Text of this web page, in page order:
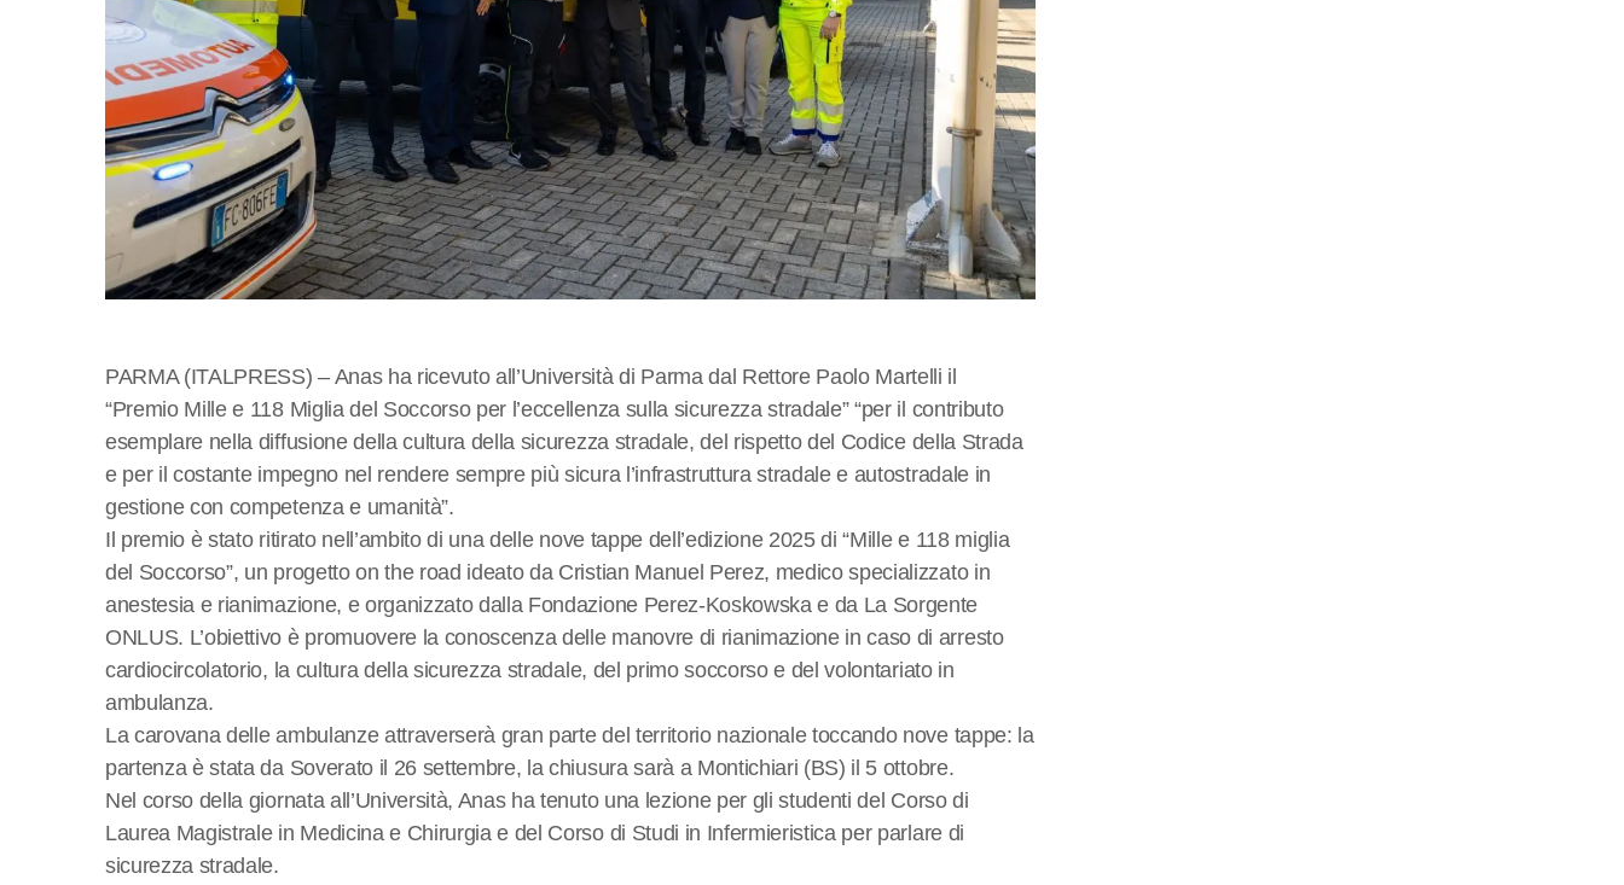
PARMA (ITALPRESS) – Anas ha ricevuto all’Università di Parma dal Rettore Paolo Martelli il
“Premio Mille e 118 Miglia del Soccorso per l’eccellenza sulla sicurezza stradale” “per il contributo
esemplare nella diffusione della cultura della sicurezza stradale, del rispetto del Codice della Strada
e per il costante impegno nel rendere sempre più sicura l’infrastruttura stradale e autostradale in
gestione con competenza e umanità”.
Il premio è stato ritirato nell’ambito di una delle nove tappe dell’edizione 2025 di “Mille e 118 miglia
del Soccorso”, un progetto on the road ideato da Cristian Manuel Perez, medico specializzato in
anestesia e rianimazione, e organizzato dalla Fondazione Perez-Koskowska e da La Sorgente
ONLUS. L’obiettivo è promuovere la conoscenza delle manovre di rianimazione in caso di arresto
cardiocircolatorio, la cultura della sicurezza stradale, del primo soccorso e del volontariato in
ambulanza.
La carovana delle ambulanze attraverserà gran parte del territorio nazionale toccando nove tappe: la
partenza è stata da Soverato il 26 settembre, la chiusura sarà a Montichiari (BS) il 5 ottobre.
Nel corso della giornata all’Università, Anas ha tenuto una lezione per gli studenti del Corso di
Laurea Magistrale in Medicina e Chirurgia e del Corso di Studi in Infermieristica per parlare di
sicurezza stradale.